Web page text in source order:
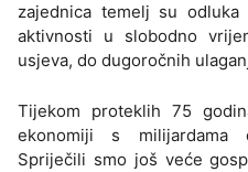
zajednica temelj su
aktivnosti u slobodno
usjeva, do dugoročnih
Tijekom proteklih 75
ekonomiji s milijardama
Spriječili smo još veće